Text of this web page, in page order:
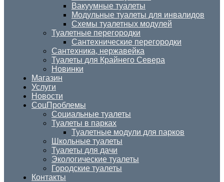
Вакуумные туалеты
Модульные туалеты для инвалидов
Схемы туалетных модулей
Туалетные перегородки
Сантехнические перегородки
Сантехника, нержавейка
Туалеты для Крайнего Севера
Новинки
Магазин
Услуги
Новости
СоцПроблемы
Социальные туалеты
Туалеты в парках
Туалетные модули для парков
Школьные туалеты
Туалеты для дачи
Экологические туалеты
Городские туалеты
Контакты